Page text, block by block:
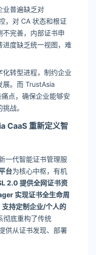
业普遍缺乏对
，对 CA 状态和根证
完善，内部证书申
进度缺乏统一视图，难
转型进程，制约企业
展。而 TrustAsia
点，确保企业能够安
战。
CaaS 重新定义智
一代智能证书管理服
台为核心中枢，有机
2.0 提供全网证书资
实现证书全生命周
持定制企业/个人的
彻底重构了传统
供从证书发现、部署